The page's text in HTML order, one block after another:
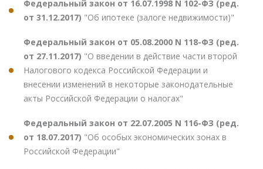
Федеральный закон от 16.07.1998 N 102-ФЗ (ред.
от 31.12.2017) "Об ипотеке (залоге недвижимости)"
Федеральный закон от 05.08.2000 N 118-ФЗ (ред.
от 27.11.2017) "О введении в действие части второй
Налогового кодекса Российской Федерации и
внесении изменений в некоторые законодательные
акты Российской Федерации о налогах"
Федеральный закон от 22.07.2005 N 116-ФЗ (ред.
от 18.07.2017) "Об особых экономических зонах в
Российской Федерации"